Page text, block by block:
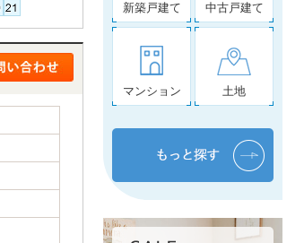
新築戸建て 中古戸建て
マンション 土地